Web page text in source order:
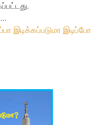
இடிக்கப்படுமா